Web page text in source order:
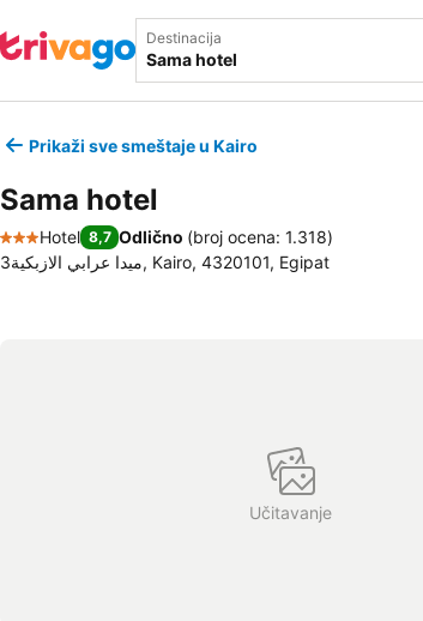
Destinacija
Prikaži sve smeštaje u Kairo
Sama hotel
3 Zvezdice
Hotel 8,7 Odlično (broj ocena: 1.318)
3ميدا عرابي الازبكية, Kairo, 4320101, Egipat
Učitavanje